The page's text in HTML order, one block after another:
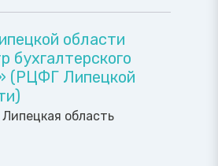
области
бухгалтерского
(РЦФГ Липецкой
Липецкая область